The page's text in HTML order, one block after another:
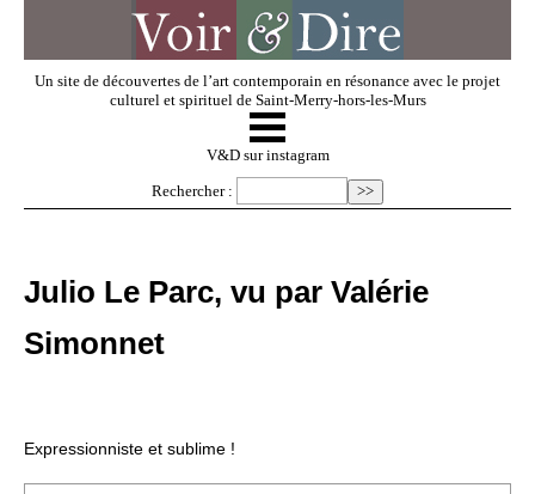
Un site de découvertes de l’art contemporain en résonance avec le projet
culturel et spirituel de Saint-Merry-hors-les-Murs
V & D
Exposer
Dossiers
☰
V&D sur instagram
Rechercher :
Julio Le Parc, vu par Valérie
Simonnet
Expressionniste et sublime !